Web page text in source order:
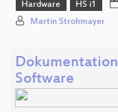
Hardware HS i1
Martin Strohmayer
Software